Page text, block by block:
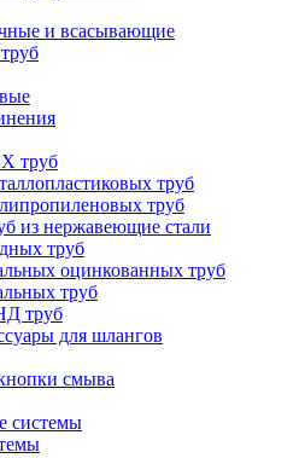
и всасывающие
труб
труб
труб
из нержавеющие стали
труб
оцинкованных труб
труб
труб
для шлангов
смыва
системы